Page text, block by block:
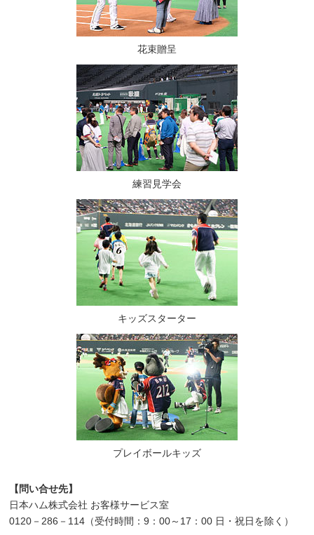
花束贈呈
練習見学会
キッズスターター
プレイボールキッズ
【問い合せ先】
日本ハム株式会社 お客様サービス室
0120－286－114（受付時間：9：00～17：00 日・祝日を除く）